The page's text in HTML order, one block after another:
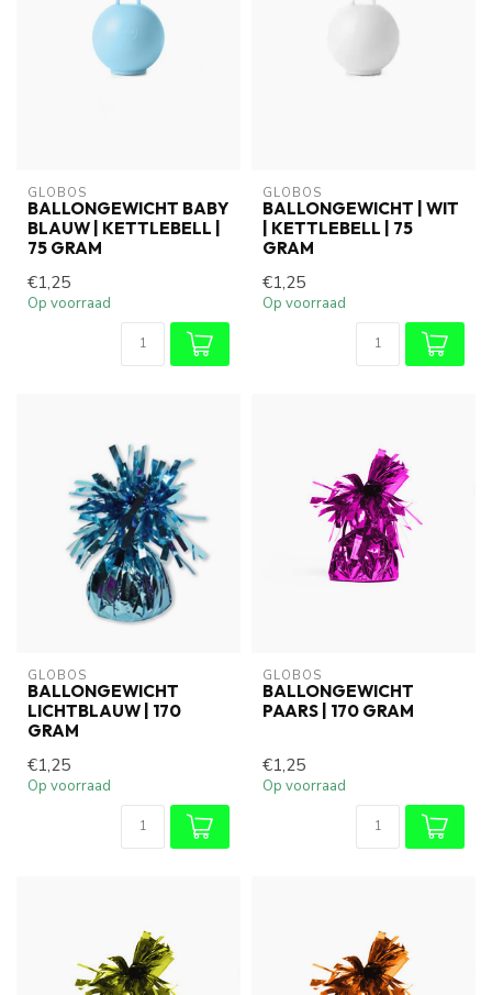
GLOBOS
BALLONGEWICHT BABY
BLAUW | KETTLEBELL |
75 GRAM
€1,25
Op voorraad
GLOBOS
BALLONGEWICHT | WIT
| KETTLEBELL | 75
GRAM
€1,25
Op voorraad
GLOBOS
BALLONGEWICHT
LICHTBLAUW | 170
GRAM
€1,25
Op voorraad
GLOBOS
BALLONGEWICHT
PAARS | 170 GRAM
€1,25
Op voorraad